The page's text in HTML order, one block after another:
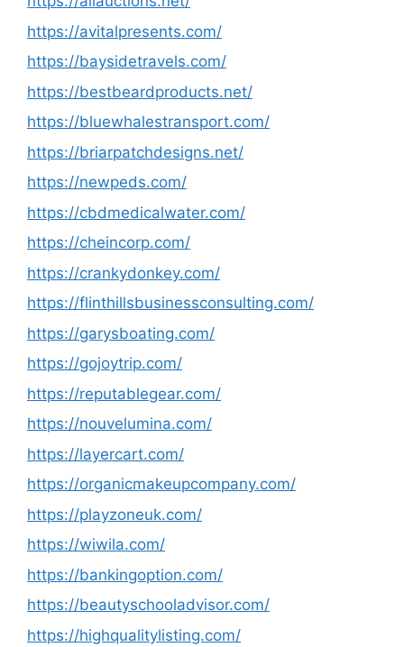
https://avitalpresents.com/
https://baysidetravels.com/
https://bestbeardproducts.net/
https://bluewhalestransport.com/
https://briarpatchdesigns.net/
https://newpeds.com/
https://cbdmedicalwater.com/
https://cheincorp.com/
https://crankydonkey.com/
https://flinthillsbusinessconsulting.com/
https://garysboating.com/
https://gojoytrip.com/
https://reputablegear.com/
https://nouvelumina.com/
https://layercart.com/
https://organicmakeupcompany.com/
https://playzoneuk.com/
https://wiwila.com/
https://bankingoption.com/
https://beautyschooladvisor.com/
https://highqualitylisting.com/